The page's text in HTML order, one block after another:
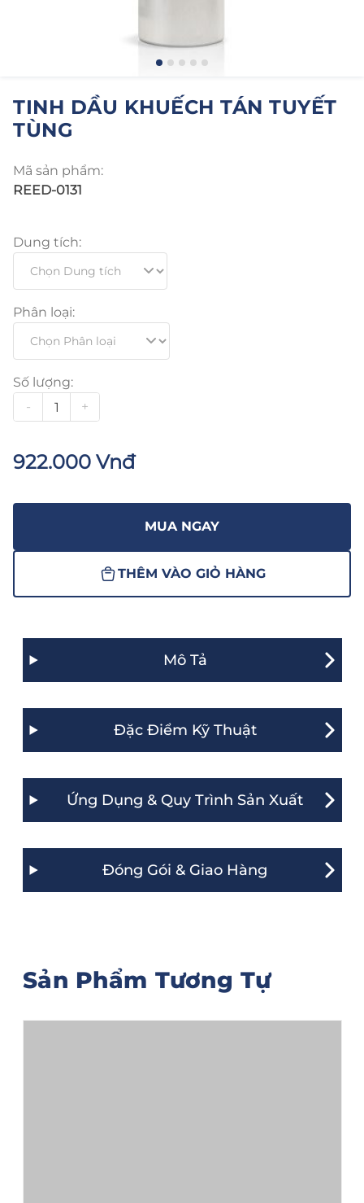
TINH DẦU KHUẾCH TÁN TUYẾT
TÙNG
Mã sản phẩm:
REED-0131
Dung tích:
Phân loại:
Số lượng:
-
+
922.000 Vnđ
MUA NGAY
THÊM VÀO GIỎ HÀNG
Mô Tả
Đặc Điểm Kỹ Thuật
Ứng Dụng & Quy Trình Sản Xuất
Đóng Gói & Giao Hàng
Sản Phẩm Tương Tự